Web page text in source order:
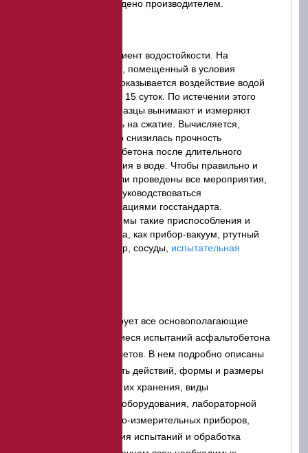
подтверждено производителем.
Коэффициент водостойкости. На
материал, помещенный в условия
вакуума, оказывается воздействие водой
в течение 15 суток. По истечении этого
срока образцы вынимают и измеряют
прочность на сжатие. Вычисляется,
насколько снизилась прочность
асфальтобетона после длительного
нахождения в воде. Чтобы правильно и
точно были проведены все мероприятия,
следует руководствоваться
рекомендациями госстандарта.
Необходимы такие приспособления и
устройства, как прибор-вакуум, ртутный
термометр, сосуды, испытательная
ГОСТ регламентирует все основополагающие
моменты, касающиеся испытаний асфальтобетона
и проведения расчетов. В нем подробно описаны
последовательность действий, формы и размеры
образцов, условия их хранения, виды
вспомогательного оборудования, лабораторной
посуды, контрольно-измерительных приборов,
порядок проведения испытаний и обработка